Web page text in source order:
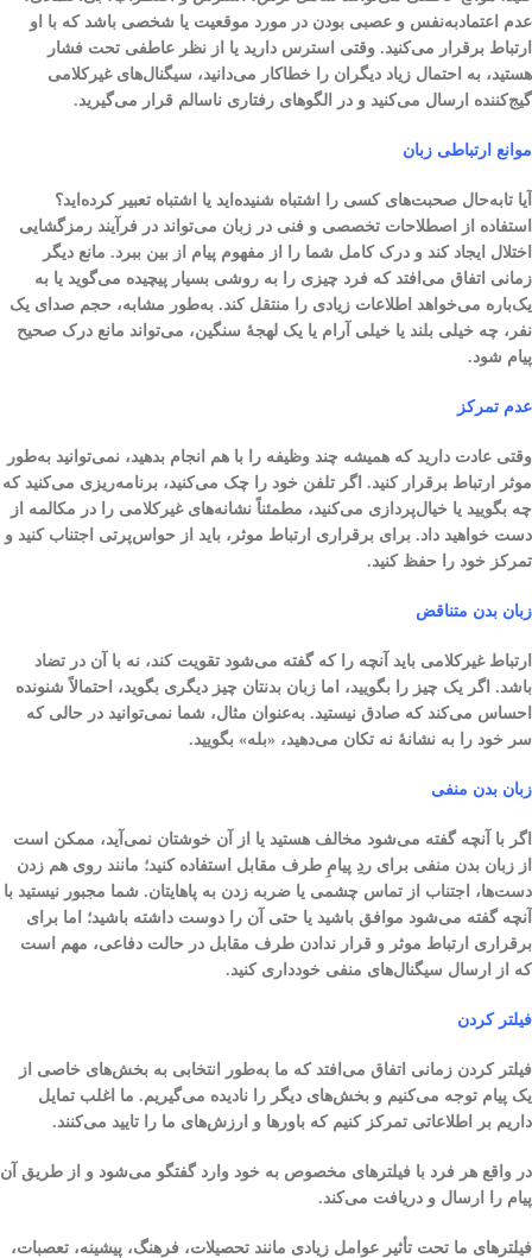
عدم اعتماد‌به‌نفس و عصبی بودن در مورد موقعیت یا شخصی باشد که با او
ارتباط برقرار می‌کنید. وقتی استرس دارید یا از نظر عاطفی تحت فشار
هستید، به احتمال زیاد دیگران را خطاکار می‌دانید، سیگنال‌های غیرکلامی
گیج‌کننده ارسال می‌کنید و در الگوهای رفتاری ناسالم قرار می‌گیرید.
موانع ارتباطی زبان
آیا تابه‌حال صحبت‌های کسی را اشتباه شنیده‌اید یا اشتباه تعبیر کرده‌اید؟
استفاده از اصطلاحات تخصصی و فنی در زبان می‌تواند در فرآیند رمزگشایی
اختلال ایجاد کند و درک کامل شما را از مفهوم پیام از بین ببرد. مانع دیگر
زمانی اتفاق می‌افتد که فرد چیزی را به روشی بسیار پیچیده می‌گوید یا به
یک‌باره می‌خواهد اطلاعات زیادی را منتقل کند. به‌طور مشابه، حجم صدای یک
نفر، چه خیلی بلند یا خیلی آرام یا یک لهجهٔ سنگین، می‌تواند مانع درک صحیح
پیام شود.
عدم تمرکز
وقتی عادت دارید که همیشه چند وظیفه‌ را با هم انجام بدهید، نمی‌توانید به‌طور
موثر ارتباط برقرار کنید. اگر تلفن خود را چک می‌کنید، برنامه‌ریزی می‌کنید که
چه بگویید یا خیال‌پردازی می‌کنید، مطمئناً نشانه‌های غیرکلامی را در مکالمه از
دست خواهید داد. برای برقراری ارتباط موثر، باید از حواس‌پرتی اجتناب کنید و
تمرکز خود را حفظ کنید.
زبان بدن متناقض
ارتباط غیرکلامی باید آنچه را که گفته می‌شود تقویت کند، نه با آن در تضاد
باشد. اگر یک چیز را بگویید، اما زبان بدنتان چیز دیگری بگوید، احتمالاً شنونده
احساس می‌کند که صادق نیستید. به‌عنوان مثال، شما نمی‌توانید در حالی که
سر خود را به نشانهٔ نه تکان می‌دهید، «بله» بگویید.
زبان بدن منفی
اگر با آنچه گفته می‌شود مخالف هستید یا از آن خوشتان نمی‌آید، ممکن است
از زبان بدن منفی برای ردِ پیامِ طرف مقابل استفاده کنید؛ مانند روی هم زدن
دست‌ها، اجتناب از تماس چشمی یا ضربه زدن به پاهایتان. شما مجبور نیستید با
آنچه گفته می‌شود موافق باشید یا حتی آن را دوست داشته باشید؛ اما برای
برقراری ارتباط موثر و قرار ندادن طرف مقابل در حالت دفاعی، مهم است
که از ارسال سیگنال‌های منفی خودداری کنید.
فیلتر کردن
فیلتر کردن زمانی اتفاق می‌افتد که ما به‌طور انتخابی به بخش‌های خاصی از
یک پیام توجه می‌کنیم و بخش‌های دیگر را نادیده می‌گیریم. ما اغلب تمایل
داریم بر اطلاعاتی تمرکز کنیم که باورها و ارزش‌های ما را تایید می‌کنند.
در واقع هر فرد با فیلترهای مخصوص به خود وارد گفتگو می‌شود و از طریق آن
پیام را ارسال و دریافت می‌کند.
فیلترهای ما تحت تأثیر عوامل زیادی مانند تحصیلات، فرهنگ، پیشینه، تعصبات،